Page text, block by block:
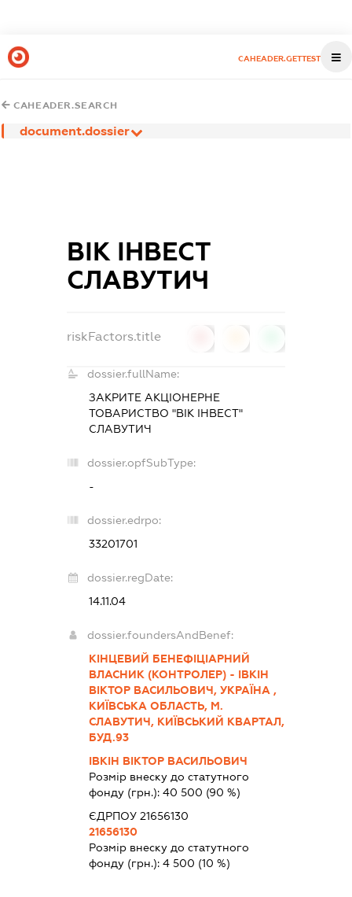
CAHEADER.GETTEST
CAHEADER.SEARCH
document.dossier
ВІК ІНВЕСТ
СЛАВУТИЧ
riskFactors.title
dossier.fullName:
ЗАКРИТЕ АКЦІОНЕРНЕ
ТОВАРИСТВО "ВІК ІНВЕСТ"
СЛАВУТИЧ
dossier.opfSubType:
-
dossier.edrpo:
33201701
dossier.regDate:
14.11.04
dossier.foundersAndBenef:
КІНЦЕВИЙ БЕНЕФІЦІАРНИЙ
ВЛАСНИК (КОНТРОЛЕР) - ІВКІН
ВІКТОР ВАСИЛЬОВИЧ, УКРАЇНА ,
КИЇВСЬКА ОБЛАСТЬ, М.
СЛАВУТИЧ, КИЇВСЬКИЙ КВАРТАЛ,
БУД.93
ІВКІН ВІКТОР ВАСИЛЬОВИЧ
Розмір внеску до статутного
фонду (грн.): 40 500 (90 %)
ЄДРПОУ 21656130
21656130
Розмір внеску до статутного
фонду (грн.): 4 500 (10 %)